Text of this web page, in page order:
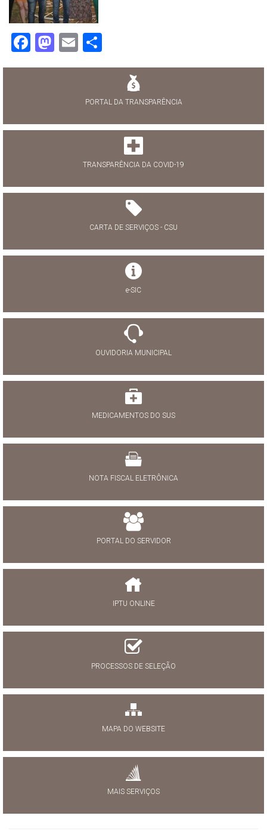
Facebook
Mastodon
Email
PORTAL DA TRANSPARÊNCIA
TRANSPARÊNCIA DA COVID-19
CARTA DE SERVIÇOS - CSU
e-SIC
OUVIDORIA MUNICIPAL
MEDICAMENTOS DO SUS
NOTA FISCAL ELETRÔNICA
PORTAL DO SERVIDOR
IPTU ONLINE
PROCESSOS DE SELEÇÃO
MAPA DO WEBSITE
MAIS SERVIÇOS